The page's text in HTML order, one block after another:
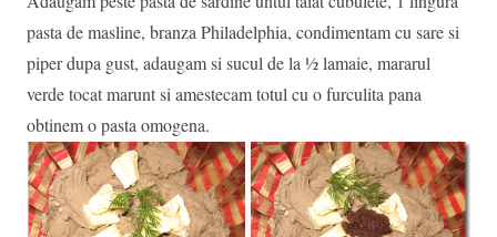
pasta de masline, branza Philadelphia, condimentam cu sare si
piper dupa gust, adaugam si sucul de la ½ lamaie, mararul
verde tocat marunt si amestecam totul cu o furculita pana
obtinem o pasta omogena.